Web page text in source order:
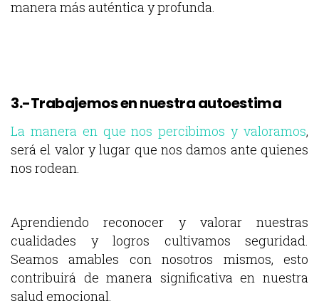
manera más auténtica y profunda.
3.-Trabajemos en nuestra autoestima
La manera en que nos percibimos y valoramos,
será el valor y lugar que nos damos ante quienes
nos rodean.
Aprendiendo reconocer y valorar nuestras
cualidades y logros cultivamos seguridad.
Seamos amables con nosotros mismos, esto
contribuirá de manera significativa en nuestra
salud emocional.